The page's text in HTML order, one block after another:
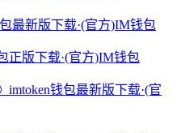
最新版下载·(官方)IM钱包
正版下载·(官方)IM钱包
imtoken钱包最新版下载·(官